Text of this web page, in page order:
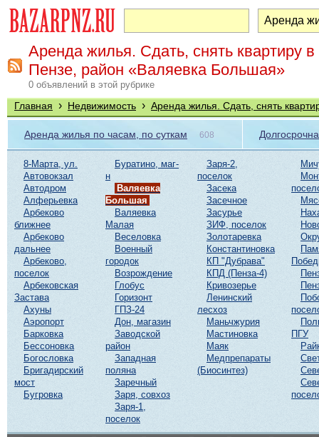
Аренда жилья. Сдать, снять квартиру в
Пензе, район «Валяевка Большая»
0 объявлений в этой рубрике
Главная › Недвижимость › Аренда жилья. Сдать, снять
Аренда жилья по часам, по суткам 608
8-Марта, ул.
Автовокзал
Автодром
Алферьевка
Арбеково
ближнее
Арбеково
дальнее
Арбеково,
поселок
Арбековская
Застава
Ахуны
Аэропорт
Барковка
Бессоновка
Богословка
Бригадирский
мост
Бугровка
Буратино, маг-
н
Валяевка
Большая
Валяевка
Малая
Веселовка
Военный
городок
Возрождение
Глобус
Горизонт
ГПЗ-24
Дон, магазин
Заводской
район
Западная
поляна
Заречный
Заря, совхоз
Заря-1,
поселок
Заря-2,
поселок
Засека
Засечное
Засурье
ЗИФ, поселок
Золотаревка
Константиновка
КП "Дубрава"
КПД (Пенза-4)
Кривозерье
Ленинский
лесхоз
Маньчжурия
Мастиновка
Маяк
Медпрепараты
(Биосинтез)
ПГУ